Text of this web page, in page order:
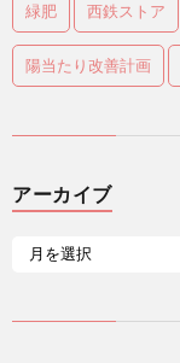
緑肥 西鉄ストア
陽当たり改善計画
アーカイブ